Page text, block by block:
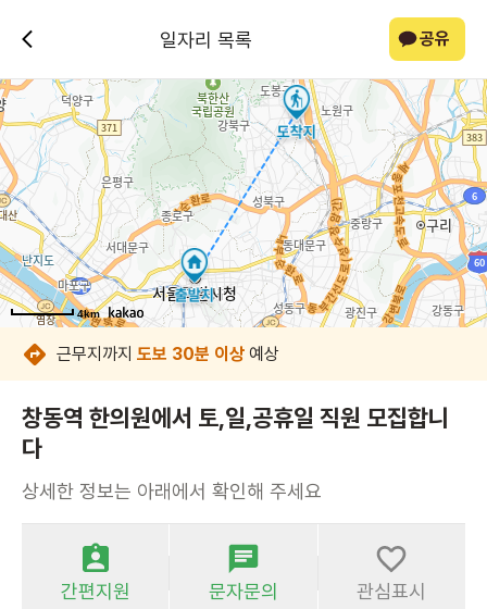
일자리 목록 공유
4km
4km
4km
4km
4km
4km
4km
근무지까지 도보 30분 이상 예상
창동역 한의원에서 토,일,공휴일 직원 모집합니
다
상세한 정보는 아래에서 확인해 주세요
간편지원 문자문의 관심표시